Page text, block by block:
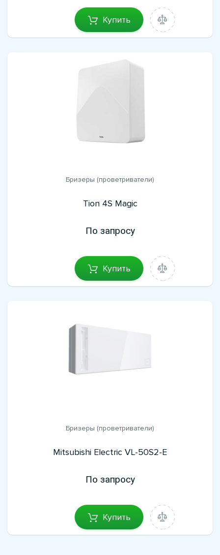
Купить
Бризеры (проветриватели)
Tion 4S Magic
По запросу
Купить
Бризеры (проветриватели)
Mitsubishi Electric VL-50S2-E
По запросу
Купить